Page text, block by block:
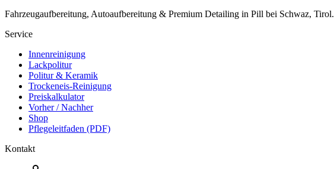
Fahrzeugaufbereitung, Autoaufbereitung & Premium Detailing in Pill bei Schwaz, Tirol.
Service
Innenreinigung
Lackpolitur
Politur & Keramik
Trockeneis-Reinigung
Preiskalkulator
Vorher / Nachher
Shop
Pflegeleitfaden (PDF)
Kontakt